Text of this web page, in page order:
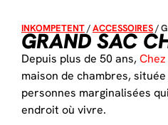
INKOMPETENT/ACCESSOIRES/
GRAND SAC
Depuis plus de 50 ans,
maison de chambres,
personnes marginalisées
endroit où vivre.